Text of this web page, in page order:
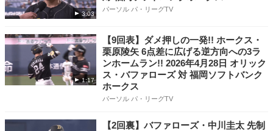
3:03
パーソル パ・リーグTV
1:17
【9回表】ダメ押しの一発!! ホークス・
栗原陵矢 6点差に広げる逆方向への3ラ
ンホームラン!! 2026年4月28日 オリック
ス・バファローズ 対 福岡ソフトバンク
ホークス
パーソル パ・リーグTV
【2回裏】バファローズ・中川圭太 先制